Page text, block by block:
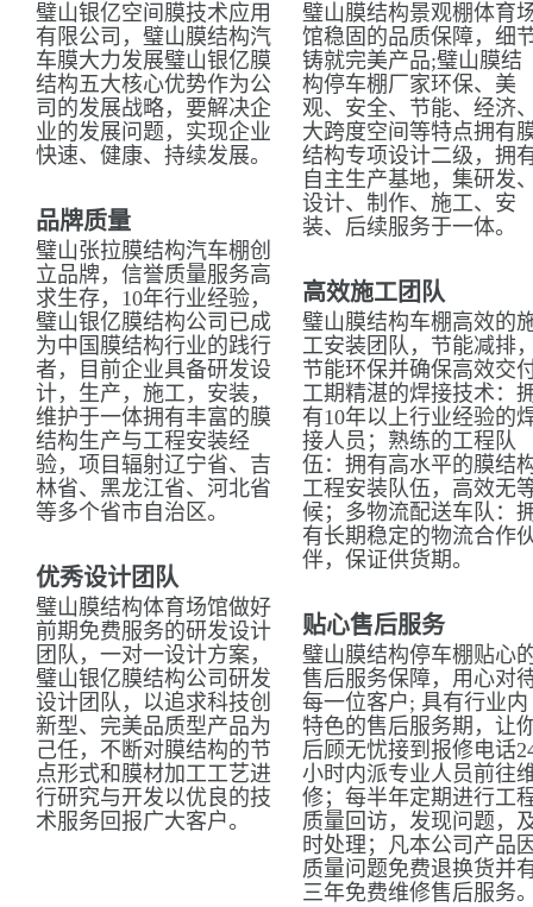
璧山银亿空间膜技术应用
有限公司，璧山膜结构汽
车膜大力发展璧山银亿膜
结构五大核心优势作为公
司的发展战略，要解决企
业的发展问题，实现企业
快速、健康、持续发展。
品牌质量
璧山张拉膜结构汽车棚创
立品牌，信誉质量服务高
求生存，10年行业经验，
璧山银亿膜结构公司已成
为中国膜结构行业的践行
者，目前企业具备研发设
计，生产，施工，安装，
维护于一体拥有丰富的膜
结构生产与工程安装经
验，项目辐射辽宁省、吉
林省、黑龙江省、河北省
等多个省市自治区。
优秀设计团队
璧山膜结构体育场馆做好
前期免费服务的研发设计
团队，一对一设计方案，
璧山银亿膜结构公司研发
设计团队，以追求科技创
新型、完美品质型产品为
己任，不断对膜结构的节
点形式和膜材加工工艺进
行研究与开发以优良的技
术服务回报广大客户。
璧山膜结构景观棚体育
馆稳固的品质保障，细
铸就完美产品;璧山膜结
构停车棚厂家环保、美
观、安全、节能、经济
大跨度空间等特点拥有
结构专项设计二级，拥
自主生产基地，集研发
设计、制作、施工、安
装、后续服务于一体。
高效施工团队
璧山膜结构车棚高效的
工安装团队，节能减排
节能环保并确保高效交
工期精湛的焊接技术：
有10年以上行业经验的
接人员；熟练的工程队
伍：拥有高水平的膜结
工程安装队伍，高效无
候；多物流配送车队：
有长期稳定的物流合作
伴，保证供货期。
贴心售后服务
璧山膜结构停车棚贴心
售后服务保障，用心对
每一位客户; 具有行业内
特色的售后服务期，让
后顾无忧接到报修电话
小时内派专业人员前往
修；每半年定期进行工
质量回访，发现问题，
时处理；凡本公司产品
质量问题免费退换货并
三年免费维修售后服务